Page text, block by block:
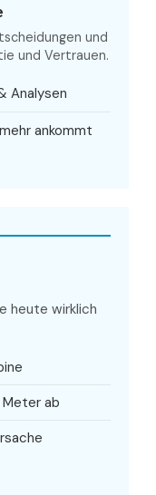
und
und Vertrauen.
Analysen
ankommt
heute wirklich
ab